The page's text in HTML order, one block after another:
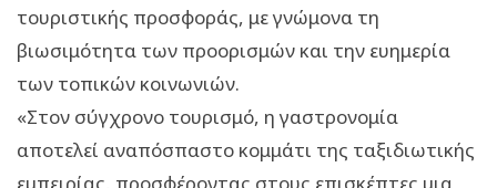
τουριστικής προσφοράς, με γνώμονα τη
βιωσιμότητα των προορισμών και την ευημερία
των τοπικών κοινωνιών.
«Στον σύγχρονο τουρισμό, η γαστρονομία
αποτελεί αναπόσπαστο κομμάτι της ταξιδιωτικής
εμπειρίας, προσφέροντας στους επισκέπτες μια